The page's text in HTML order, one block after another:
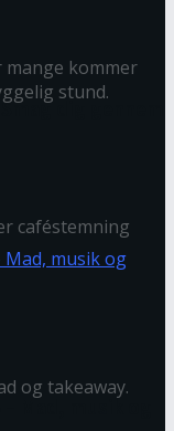
dig gennem
kommer
stund.
caféstemning
og takeaway.